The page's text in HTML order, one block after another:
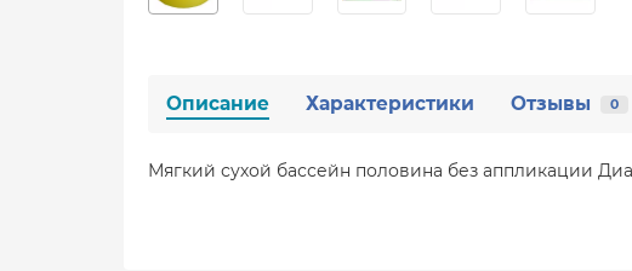
Описание Характеристики Отзывы 0
Мягкий сухой бассейн половина без аппликации